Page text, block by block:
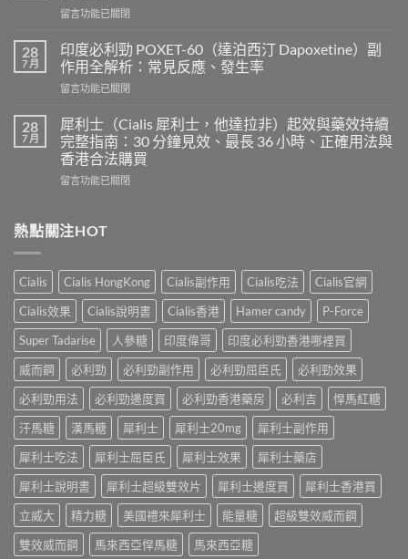
超
希
愛
力
混
片
雙
效
犀
利
果
樣？
副
作
用
大
嗎？〉
在
威
壯
使
用
得
及
樂
威
壯
買？
從
來
不
是
性
福
終
點〉
中
留言功能已關閉
28
7 月
印度必利勁 POXET-60（達泊西汀 Dapoxetine）副
作用全解析：常見反應、發生率
在
度
必
利
勁
POXET-
西
汀
副
作
用
全
解
析：
見
反
應、
生
率〉
中
留言功能已關閉
28
7 月
犀利士（Cialis 犀利士，他達拉非）起效與藥效持續
完整指南：30 分鐘見效、最長 36 小時、正確用法與
香港合法購買
在
士
（Cialis
利
士，
他
達
拉
非）
效
與
藥
持
續
完
整
指
南：
30
分
留言功能已關閉
熱點關注HOT
Cialis Cialis HongKong Cialis副作用 Cialis吃法
Cialis官網
Cialis效果
Cialis說明書 Cialis香港 Hamer candy
P-Force
Super Tadarise
人參糖 印度偉哥
印度必利勁香港哪裡買
威而鋼
必利勁 必利勁副作用 必利勁屈臣氏
必利勁效果
必利勁用法
必利勁邊度買 必利勁香港藥房 必利吉
悍馬紅糖
汗馬糖
漢馬糖 犀利士 犀利士20mg
犀利士副作用
犀利士吃法
犀利士屈臣氏 犀利士效果
犀利士藥店
犀利士說明書
犀利士超級雙效片 犀利士邊度買
犀利士香港買
立威大
精力糖 美國禮來犀利士 能量糖
超級雙效威而鋼
雙效威而鋼
馬來西亞悍馬糖 馬來西亞糖